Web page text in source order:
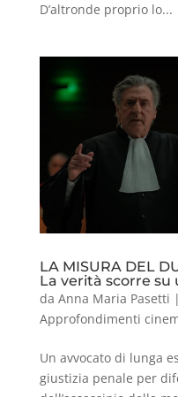
D’altronde proprio lo...
LA MISURA DEL
La verità scorre su
da Anna Maria Pasetti |
Approfondimenti
Un avvocato di lunga
giustizia penale per